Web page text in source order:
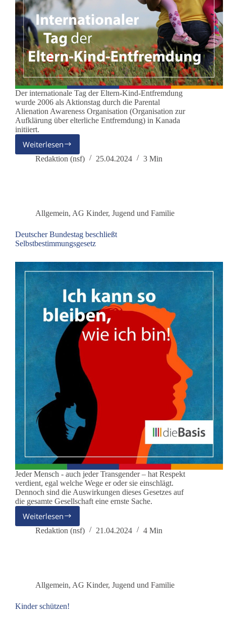
Der internationale Tag der Eltern-Kind-Entfremdung
wurde 2006 als Aktionstag durch die Parental
Alienation Awareness Organisation (Organisation zur
Aufklärung über elterliche Entfremdung) in Kanada
initiiert.
Weiterlesen
25.
April
Eltern-
Kind-
Entfremdung
(PAS)
Redaktion (nsf) 25.04.2024 3 Min
Allgemein, AG Kinder, Jugend und Familie
Deutscher Bundestag beschließt
Selbstbestimmungsgesetz
Jeder Mensch - auch jeder Transgender – hat Respekt
verdient, egal welche Wege er oder sie einschlägt.
Dennoch sind die Auswirkungen dieses Gesetzes auf
die gesamte Gesellschaft eine ernste Sache.
Weiterlesen
Deutscher
Bundestag
Redaktion (nsf) 21.04.2024 4 Min
Allgemein, AG Kinder, Jugend und Familie
Kinder schützen!